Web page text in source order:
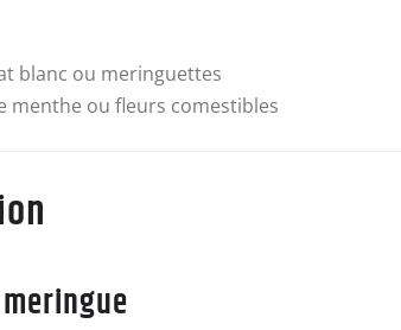
blanc ou meringuettes
menthe ou fleurs comestibles